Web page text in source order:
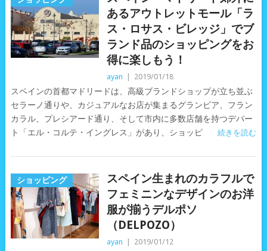
あるアウトレットモール「ラ
ス・ロサス・ビレッジ」でブ
ランド品のショッピングをお
得に楽しもう！
ayan 2019/01/18
スペインの首都マドリードは、高級ブランドショップが立ち並ぶ
セラーノ通りや、カジュアルなお店が集まるグランビア、フラン
カラル、プレシアード通り、そして市内に多数店舗を持つデパー
ト「エル・コルテ・イングレス」があり、ショッピ
続きを読む
ショッピング
スペイン生まれのカラフルで
フェミニンなデザインのお洋
服が揃うデルポソ
（DELPOZO）
ayan 2019/01/12